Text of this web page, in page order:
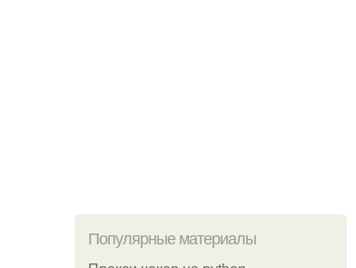
Популярные материалы